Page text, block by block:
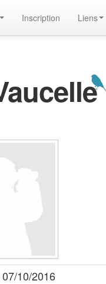
Inscription Liens
07/10/2016